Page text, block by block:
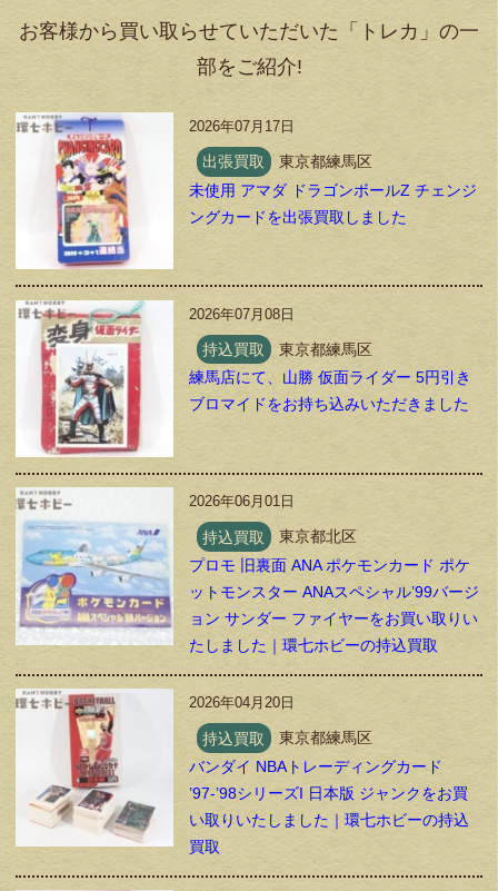
お客様から買い取らせていただいた「トレカ」の一
部をご紹介!
2026年07月17日
出張買取
東京都練馬区
未使用 アマダ ドラゴンボールZ チェンジ
ングカードを出張買取しました
2026年07月08日
持込買取
東京都練馬区
練馬店にて、山勝 仮面ライダー 5円引き
ブロマイドをお持ち込みいただきました
2026年06月01日
持込買取
東京都北区
プロモ 旧裏面 ANA ポケモンカード ポケ
ットモンスター ANAスペシャル’99バージ
ョン サンダー ファイヤーをお買い取りい
たしました｜環七ホビーの持込買取
2026年04月20日
持込買取
東京都練馬区
バンダイ NBAトレーディングカード
’97-’98シリーズI 日本版 ジャンクをお買
い取りいたしました｜環七ホビーの持込
買取